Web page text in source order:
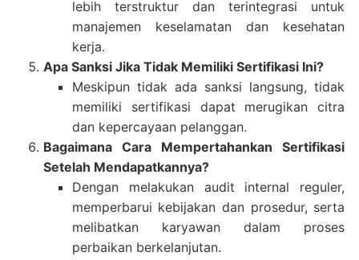
lebih terstruktur dan terintegrasi untuk
manajemen keselamatan dan kesehatan
kerja.
Apa Sanksi Jika Tidak Memiliki Sertifikasi Ini?
Meskipun tidak ada sanksi langsung, tidak
memiliki sertifikasi dapat merugikan citra
dan kepercayaan pelanggan.
Bagaimana Cara Mempertahankan Sertifikasi
Setelah Mendapatkannya?
Dengan melakukan audit internal reguler,
memperbarui kebijakan dan prosedur, serta
melibatkan karyawan dalam proses
perbaikan berkelanjutan.